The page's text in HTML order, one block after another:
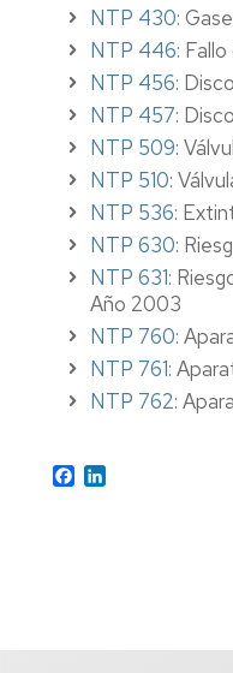
NTP 430:
NTP 446:
NTP 456:
NTP 457:
NTP 509:
NTP 510:
NTP 536:
NTP 630:
NTP 631:
Año 2003
NTP 760:
NTP 761:
NTP 762:
Facebook